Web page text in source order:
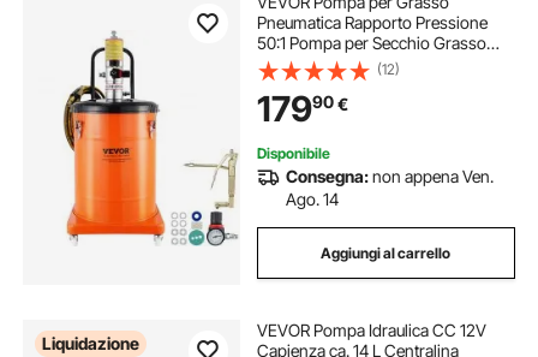
Pneumatica Rapporto Pressione
50:1 Pompa per Secchio Grasso
Pneumatica da 40 Litri Pistola per
Grasso Pompa per Grasso Portatile
Ruote Tubo 4m Ugello 360°
Raccordo NPT Standard
(12)
17990€
Disponibile
Consegna:non appena Ven.
Ago. 14
Aggiungi al carrello
Liquidazione
VEVOR Pompa Idraulica CC 12V
Capienza ca. 14 L Centralina